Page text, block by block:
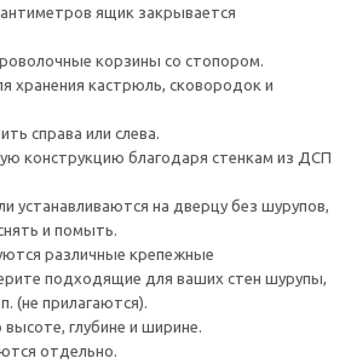
ящик закрывается
корзины со стопором.
хранения кастрюль, сковородок и
справа или слева.
конструкцию благодаря стенкам из ДСП
устанавливаются на дверцу без шурупов,
и помыть.
различные крепежные
подходящие для ваших стен шурупы,
(не прилагаются).
глубине и ширине.
отдельно.